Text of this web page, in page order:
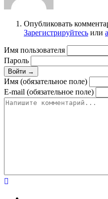
Опубликовать
Зарегистрируйтесь или
Имя пользователя
Пароль
Войти →
Имя (обязательное поле)
E-mail (обязательное поле)